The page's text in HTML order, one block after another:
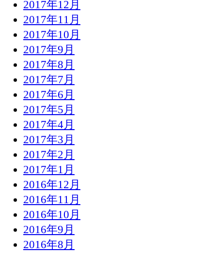
2017年12月
2017年11月
2017年10月
2017年9月
2017年8月
2017年7月
2017年6月
2017年5月
2017年4月
2017年3月
2017年2月
2017年1月
2016年12月
2016年11月
2016年10月
2016年9月
2016年8月